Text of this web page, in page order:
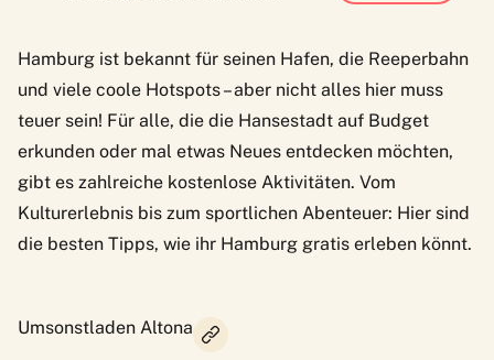
Hamburg ist bekannt für seinen Hafen, die Reeperbahn
und viele coole Hotspots – aber nicht alles hier muss
teuer sein! Für alle, die die Hansestadt auf Budget
erkunden oder mal etwas Neues entdecken möchten,
gibt es zahlreiche kostenlose Aktivitäten. Vom
Kulturerlebnis bis zum sportlichen Abenteuer: Hier sind
die besten Tipps, wie ihr Hamburg gratis erleben könnt.
Umsonstladen Altona